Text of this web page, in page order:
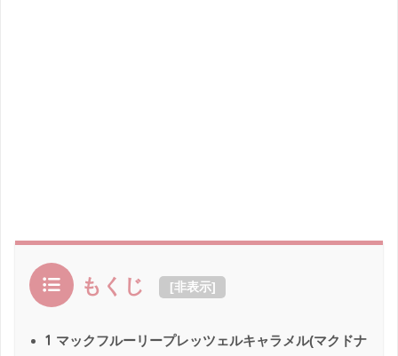
もくじ [非表示]
1 マックフルーリープレッツェルキャラメル(マクドナ